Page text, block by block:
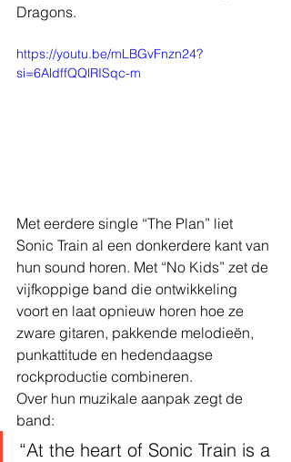
Dragons.
https://youtu.be/mLBGvFnzn24?
si=6AldffQQlRISqc-m
Met eerdere single “The Plan” liet
Sonic Train al een donkerdere kant van
hun sound horen. Met “No Kids” zet de
vijfkoppige band die ontwikkeling
voort en laat opnieuw horen hoe ze
zware gitaren, pakkende melodieën,
punkattitude en hedendaagse
rockproductie combineren.
Over hun muzikale aanpak zegt de
band:
“At the heart of Sonic Train is a